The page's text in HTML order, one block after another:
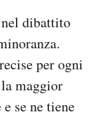
dibattito
per ogni
maggior
se ne tiene